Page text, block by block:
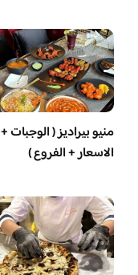
منيو بيراديز ( الوجبات +
الاسعار + الفروع )